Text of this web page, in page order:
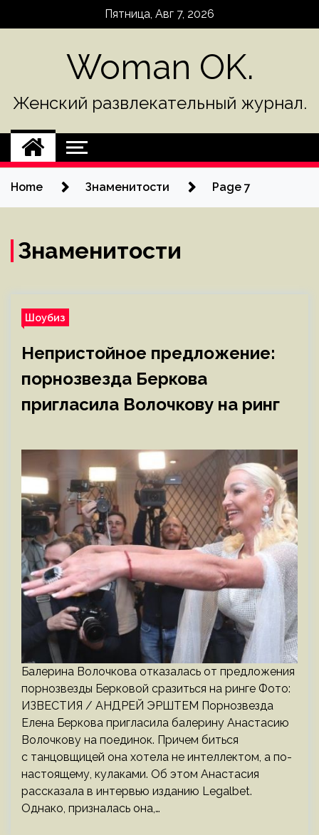
Пятница, Авг 7, 2026
Woman OK.
Женский развлекательный журнал.
Home Знаменитости Page 7
Знаменитости
Шоубиз
Непристойное предложение:
порнозвезда Беркова
пригласила Волочкову на ринг
Балерина Волочкова отказалась от предложения
порнозвезды Берковой сразиться на ринге Фото:
ИЗВЕСТИЯ / АНДРЕЙ ЭРШТЕМ Порнозвезда
Елена Беркова пригласила балерину Анастасию
Волочкову на поединок. Причем биться
с танцовщицей она хотела не интеллектом, а по-
настоящему, кулаками. Об этом Анастасия
рассказала в интервью изданию Legalbet.
Однако, призналась она,…